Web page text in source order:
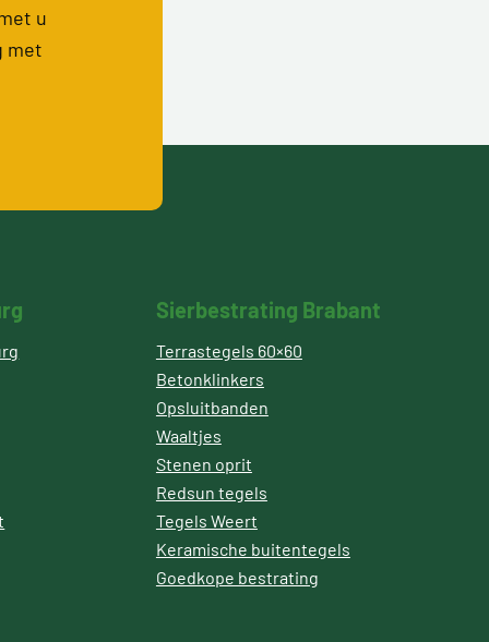
u
met
Sierbestrating Brabant
Terrastegels 60×60
Betonklinkers
Opsluitbanden
Waaltjes
Stenen oprit
Redsun tegels
Tegels Weert
Keramische buitentegels
Goedkope bestrating